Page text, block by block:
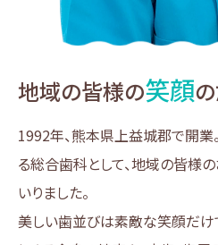
地域の皆様の笑顔
1992年、熊本県上益城郡で開
る総合歯科として、地域の皆様
いりました。
美しい歯並びは素敵な笑顔だけ